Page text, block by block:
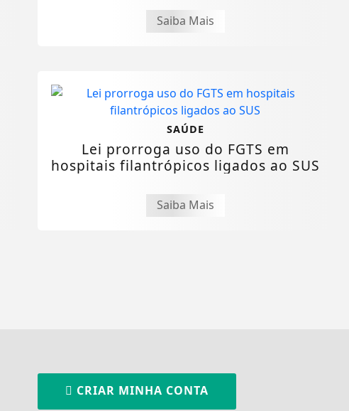
Saiba Mais
SAÚDE
Lei prorroga uso do FGTS em
hospitais filantrópicos ligados ao SUS
Saiba Mais
CRIAR MINHA CONTA